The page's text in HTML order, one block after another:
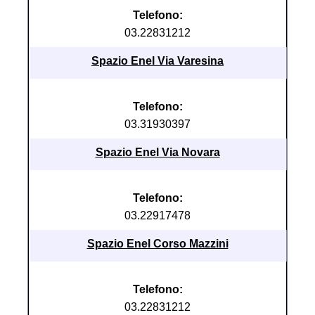
Telefono:
03.22831212
Spazio Enel Via Varesina
Telefono:
03.31930397
Spazio Enel Via Novara
Telefono:
03.22917478
Spazio Enel Corso Mazzini
Telefono:
03.22831212